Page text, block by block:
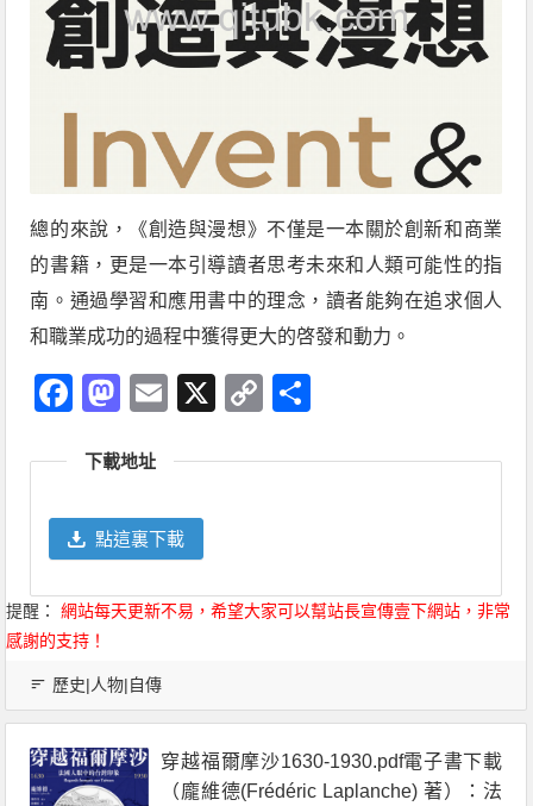
總的來說，《創造與漫想》不僅是一本關於創新和商業
的書籍，更是一本引導讀者思考未來和人類可能性的指
南。通過學習和應用書中的理念，讀者能夠在追求個人
和職業成功的過程中獲得更大的啓發和動力。
Facebook
Mastodon
Email
X
Copy
下載地址
點這裏下載
提醒：
網站每天更新不易，希望大家可以幫站長宣傳壹下網站，非常
感謝的支持！
歷史|人物|自傳
穿越福爾摩沙1630-1930.pdf電子書下載
（龐維德(Frédéric Laplanche) 著）：法